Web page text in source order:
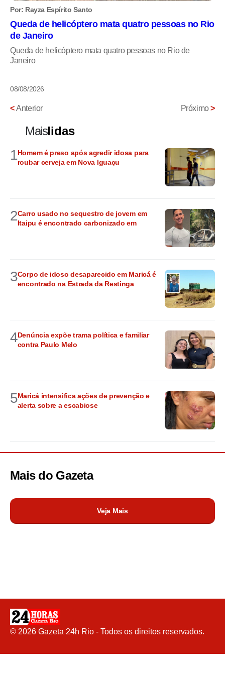
Por: Rayza Espírito Santo
Queda de helicóptero mata quatro pessoas no Rio
de Janeiro
Queda de helicóptero mata quatro pessoas no Rio de
Janeiro
08/08/2026
<Anterior Próximo>
Maislidas
1Homem é preso após agredir idosa para
roubar cerveja em Nova Iguaçu
2Carro usado no sequestro de jovem em
Itaipu é encontrado carbonizado em
3Corpo de idoso desaparecido em Maricá é
encontrado na Estrada da Restinga
4Denúncia expõe trama política e familiar
contra Paulo Melo
5Maricá intensifica ações de prevenção e
alerta sobre a escabiose
Mais do Gazeta
Veja Mais
© 2026 Gazeta 24h Rio - Todos os direitos reservados.